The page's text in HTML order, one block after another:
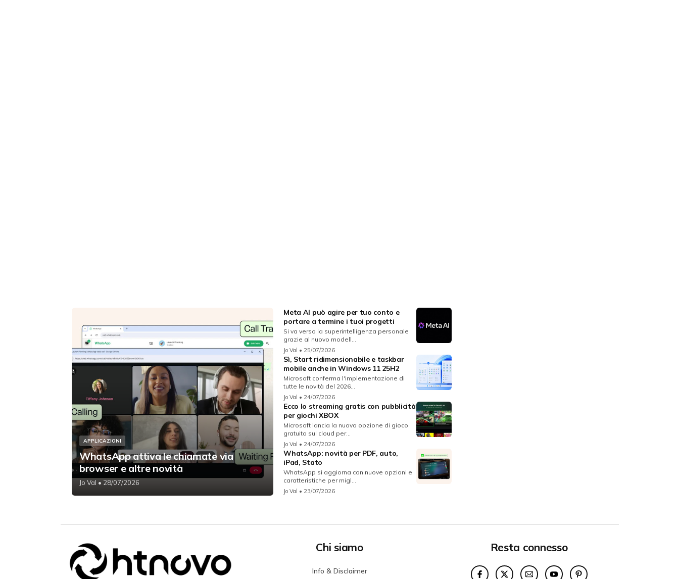
APPLICAZIONI
WhatsApp attiva le chiamate via
browser e altre novità
Jo Val • 28/07/2026
Meta AI può agire per tuo conto e
portare a termine i tuoi progetti
Si va verso la superintelligenza personale
grazie al nuovo modell...
Jo Val • 25/07/2026
Sì, Start ridimensionabile e taskbar
mobile anche in Windows 11 25H2
Microsoft conferma l'implementazione di
tutte le novità del 2026...
Jo Val • 24/07/2026
Ecco lo streaming gratis con pubblicità
per giochi XBOX
Microsoft lancia la nuova opzione di gioco
gratuito sul cloud per...
Jo Val • 24/07/2026
WhatsApp: novità per PDF, auto,
iPad, Stato
WhatsApp si aggiorna con nuove opzioni e
caratteristiche per migl...
Jo Val • 23/07/2026
Chi siamo
Info & Disclaimer
Resta connesso